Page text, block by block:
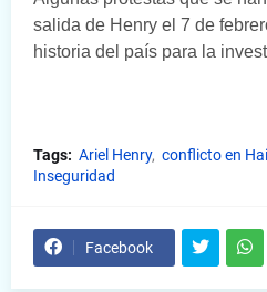
salida de Henry el 7 de
historia del país para la
Tags: Ariel Henry conflicto en
Inseguridad
Facebook